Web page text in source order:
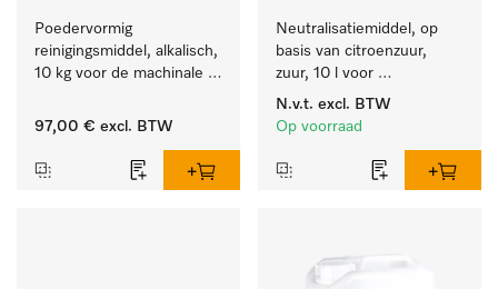
Poedervormig
reinigingsmiddel, alkalisch,
10 kg voor de machinale
tandheelkundige
97,00 € excl. BTW
Neutralisatiemiddel, op
basis van citroenzuur,
zuur, 10 l voor
materiaalbesparende,
machinale reiniging van
gerei.
N.v.t. excl. BTW
Op voorraad